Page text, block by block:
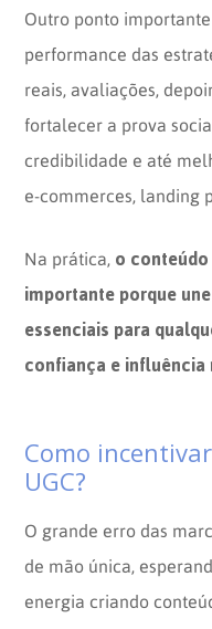
Outro ponto
performance das
reais, avaliações,
fortalecer a prova
credibilidade e até
e-commerces, landing
Na prática, o
importante porque
essenciais para
confiança e influência
Como
UGC?
O grande erro das
de mão única,
energia criando